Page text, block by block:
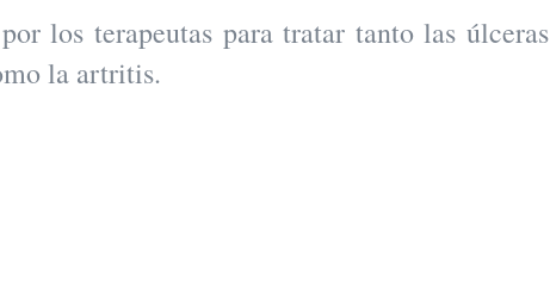
los terapeutas para tratar tanto las úlceras
la artritis.